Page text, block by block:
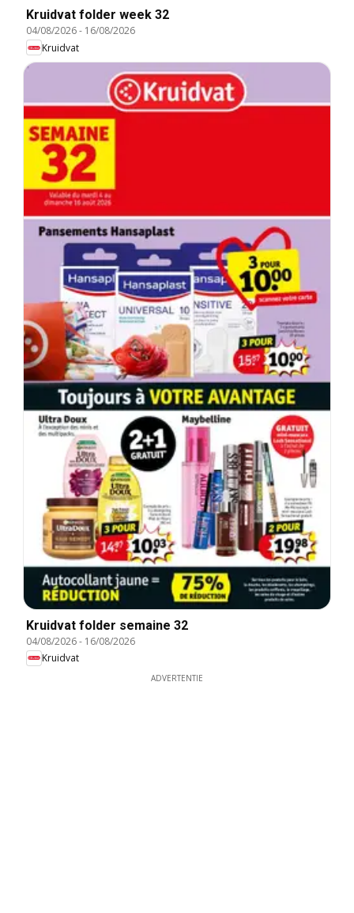
Kruidvat folder week 32
04/08/2026- 16/08/2026
Kruidvat
Kruidvat folder semaine 32
04/08/2026- 16/08/2026
Kruidvat
ADVERTENTIE